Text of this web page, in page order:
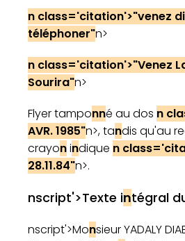
n class='citation'>"venez
téléphoner"n>
n class='citation'>"Venez
Sourira"n>
Flyer tamponné au dos n
AVR. 1985"n>, tandis qu'au
crayonindique n
28.11.84"n>.
nscript'>Texte intégral
nscript'>Monsieur YADALY